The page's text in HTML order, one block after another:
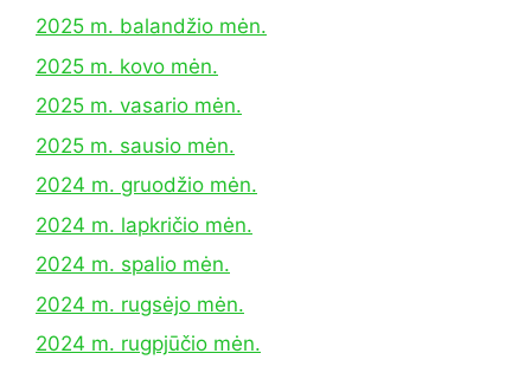
2025 m. balandžio mėn.
2025 m. kovo mėn.
2025 m. vasario mėn.
2025 m. sausio mėn.
2024 m. gruodžio mėn.
2024 m. lapkričio mėn.
2024 m. spalio mėn.
2024 m. rugsėjo mėn.
2024 m. rugpjūčio mėn.